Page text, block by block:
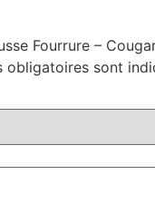
Fourrure –
obligatoires sont